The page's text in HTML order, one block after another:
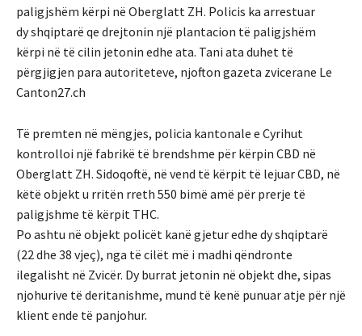
paligjshëm kërpi në Oberglatt ZH. Policis ka arrestuar
dy shqiptarë qe drejtonin një plantacion të paligjshëm
kërpi në të cilin jetonin edhe ata. Tani ata duhet të
përgjigjen para autoriteteve, njofton gazeta zvicerane Le
Canton27.ch
Të premten në mëngjes, policia kantonale e Cyrihut
kontrolloi një fabrikë të brendshme për kërpin CBD në
Oberglatt ZH. Sidoqoftë, në vend të kërpit të lejuar CBD, në
këtë objekt u rritën rreth 550 bimë amë për prerje të
paligjshme të kërpit THC.
Po ashtu në objekt policët kanë gjetur edhe dy shqiptarë
(22 dhe 38 vjeç), nga të cilët më i madhi qëndronte
ilegalisht në Zvicër. Dy burrat jetonin në objekt dhe, sipas
njohurive të deritanishme, mund të kenë punuar atje për një
klient ende të panjohur.